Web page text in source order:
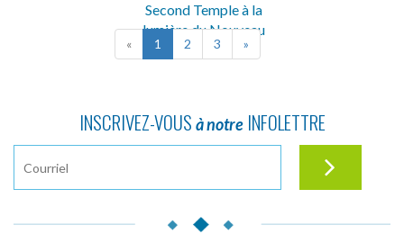
Second Temple à la
lumière du Nouveau
Testa...
« 1 2 3 »
INSCRIVEZ-VOUS à notreINFOLETTRE